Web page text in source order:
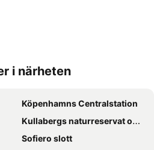
i närheten
Köpenhamns Centralstation
Kullabergs naturreservat och Naturum
Sofiero slott